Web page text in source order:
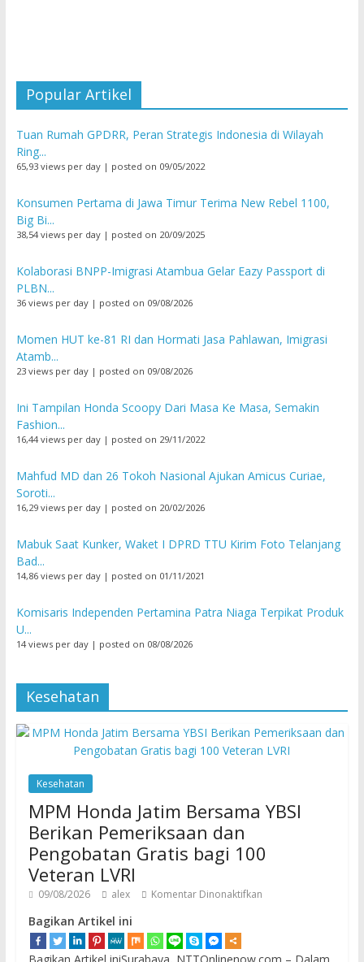
Popular Artikel
Tuan Rumah GPDRR, Peran Strategis Indonesia di Wilayah
Ring...
65,93 views per day| posted on 09/05/2022
Konsumen Pertama di Jawa Timur Terima New Rebel 1100,
Big Bi...
38,54 views per day| posted on 20/09/2025
Kolaborasi BNPP-Imigrasi Atambua Gelar Eazy Passport di
PLBN...
36 views per day| posted on 09/08/2026
Momen HUT ke-81 RI dan Hormati Jasa Pahlawan, Imigrasi
Atamb...
23 views per day| posted on 09/08/2026
Ini Tampilan Honda Scoopy Dari Masa Ke Masa, Semakin
Fashion...
16,44 views per day| posted on 29/11/2022
Mahfud MD dan 26 Tokoh Nasional Ajukan Amicus Curiae,
Soroti...
16,29 views per day| posted on 20/02/2026
Mabuk Saat Kunker, Waket I DPRD TTU Kirim Foto Telanjang
Bad...
14,86 views per day| posted on 01/11/2021
Komisaris Independen Pertamina Patra Niaga Terpikat Produk
U...
14 views per day| posted on 08/08/2026
Kesehatan
Kesehatan
MPM Honda Jatim Bersama YBSI
Berikan Pemeriksaan dan
Pengobatan Gratis bagi 100
Veteran LVRI
09/08/2026 alex Komentar Dinonaktifkan
Bagikan Artikel ini